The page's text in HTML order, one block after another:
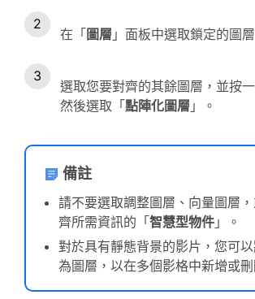
在「 圖層 」面板中選取鎖定的圖
選取您要對齊的其餘圖層，並按
然後選取「 點陣化圖層 」。
備註
請不要選取調整圖層、向量圖層
齊所需資訊的「 智慧型物件 」。
對於具有靜態背景的影片，您可
為圖層，以在多個影格中新增或刪